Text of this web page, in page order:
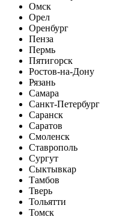
Омск
Орел
Оренбург
Пенза
Пермь
Пятигорск
Ростов-на-Дону
Рязань
Самара
Санкт-Петербург
Саранск
Саратов
Смоленск
Ставрополь
Сургут
Сыктывкар
Тамбов
Тверь
Тольятти
Томск